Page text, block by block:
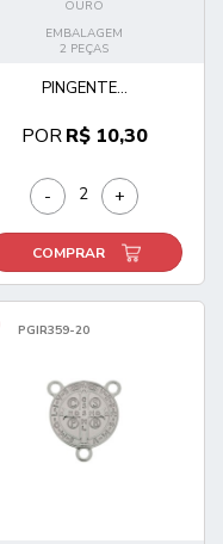
OURO
EMBALAGEM
2 PEÇAS
PINGENTE...
PORR$ 10,30
- +
COMPRAR
PGIR359-20